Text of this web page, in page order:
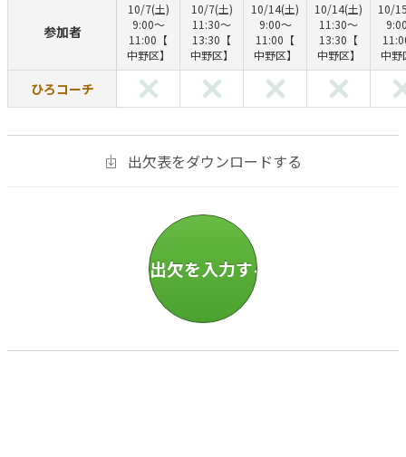
参加者
10/7(土)
9:00〜
11:00【
中野区】
10/7(土)
11:30〜
13:30【
中野区】
10/14(土)
9:00〜
11:00【
中野区】
10/14(土)
11:30〜
13:30【
中野区】
10/
中野
ひろコーチ
出欠表をダウンロードする